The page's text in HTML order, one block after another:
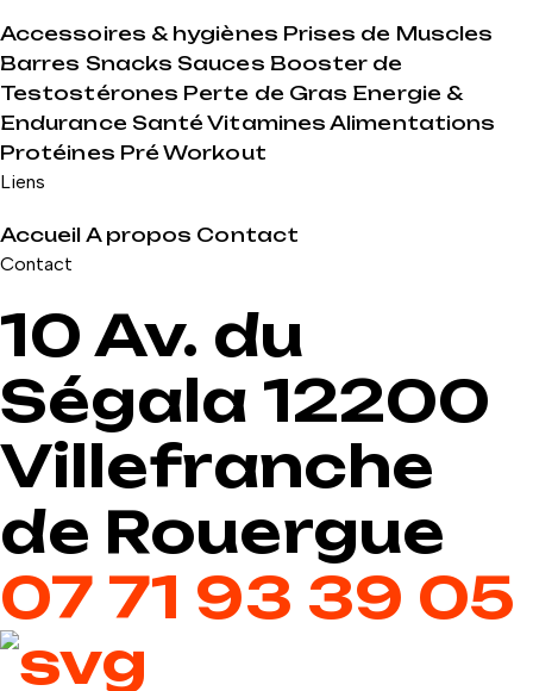
Accessoires & hygiènes Prises de Muscles
Barres Snacks Sauces Booster de
Testostérones Perte de Gras Energie &
Endurance Santé Vitamines Alimentations
Protéines Pré Workout
Liens
Accueil A propos Contact
Contact
10 Av. du
Ségala 12200
Villefranche
de Rouergue
07 71 93 39 05